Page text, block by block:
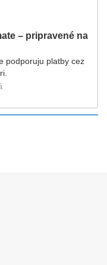
– pripravené na
podporuju platby cez